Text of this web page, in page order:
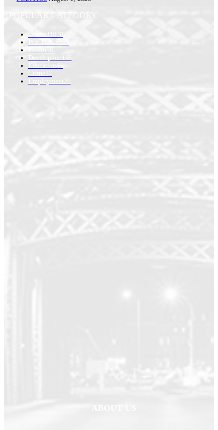
POPULAR CATEGORY
General
1038
58
Development 48
Education45
Crime 37
Employment 26